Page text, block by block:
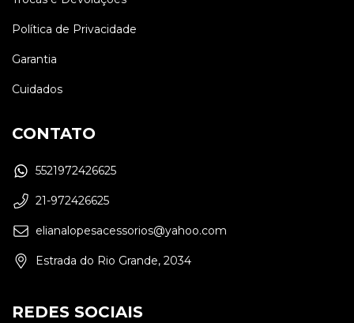
Política de Privacidade
Garantia
Cuidados
CONTATO
5521972426625
21-972426625
elianalopesacessorios@yahoo.com
Estrada do Rio Grande, 2034
REDES SOCIAIS